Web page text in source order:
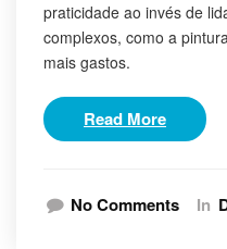
praticidade ao invés de
complexos, como a
mais gastos.
Read More
No Comments In